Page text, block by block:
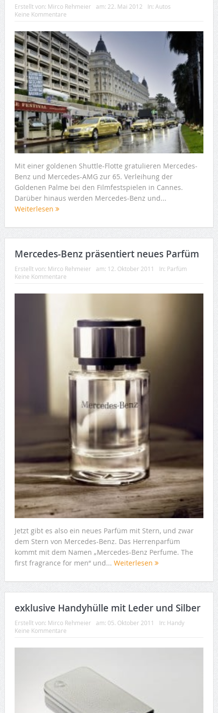
Erstellt von: Mirco Rehmeier am: 22. Mai 2012 In: Autos
Keine Kommentare
Mit einer goldenen Shuttle-Flotte gratulieren Mercedes-
Benz und Mercedes-AMG zur 65. Verleihung der
Goldenen Palme bei den Filmfestspielen in Cannes.
Darüber hinaus werden Mercedes-Benz und...
Weiterlesen
Mercedes-Benz präsentiert neues Parfüm
Erstellt von: Mirco Rehmeier am: 12. Oktober 2011 In: Parfüm
Keine Kommentare
Jetzt gibt es also ein neues Parfüm mit Stern, und zwar
dem Stern von Mercedes-Benz. Das Herrenparfüm
kommt mit dem Namen „Mercedes-Benz Perfume. The
first fragrance for men“ und... Weiterlesen
exklusive Handyhülle mit Leder und Silber
Erstellt von: Mirco Rehmeier am: 05. Oktober 2011 In: Handy
Keine Kommentare